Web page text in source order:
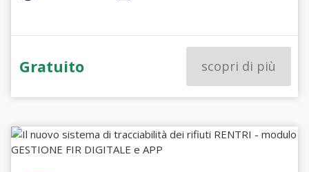
Gratuito scopri di più